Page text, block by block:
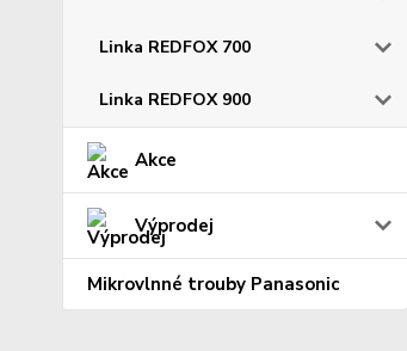
Linka REDFOX 700
Linka REDFOX 900
Akce
Výprodej
Mikrovlnné trouby Panasonic